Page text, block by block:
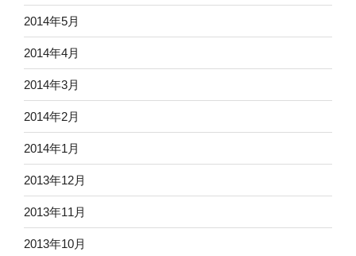
2014年5月
2014年4月
2014年3月
2014年2月
2014年1月
2013年12月
2013年11月
2013年10月